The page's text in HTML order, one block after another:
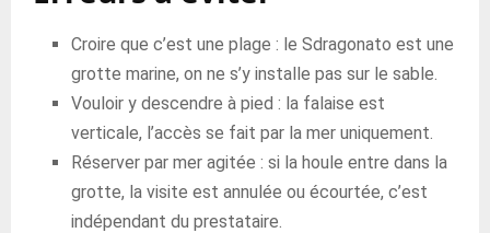
Croire que c’est une plage : le Sdragonato est une
grotte marine, on ne s’y installe pas sur le sable.
Vouloir y descendre à pied : la falaise est
verticale, l’accès se fait par la mer uniquement.
Réserver par mer agitée : si la houle entre dans la
grotte, la visite est annulée ou écourtée, c’est
indépendant du prestataire.